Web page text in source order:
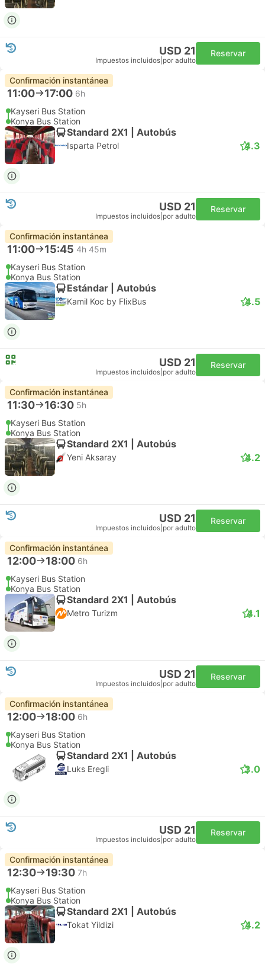
USD 21
Impuestos incluidos por adulto
Reservar
Confirmación instantánea
11:00 17:00 6h
Kayseri Bus Station
Konya Bus Station
Standard 2X1 | Autobús
Isparta Petrol 4.3
USD 21
Impuestos incluidos por adulto
Reservar
Confirmación instantánea
11:00 15:45 4h 45m
Kayseri Bus Station
Konya Bus Station
Estándar | Autobús
Kamil Koc by FlixBus 4.5
USD 21
Impuestos incluidos por adulto
Reservar
Confirmación instantánea
11:30 16:30 5h
Kayseri Bus Station
Konya Bus Station
Standard 2X1 | Autobús
Yeni Aksaray 4.2
USD 21
Impuestos incluidos por adulto
Reservar
Confirmación instantánea
12:00 18:00 6h
Kayseri Bus Station
Konya Bus Station
Standard 2X1 | Autobús
Metro Turizm 4.1
USD 21
Impuestos incluidos por adulto
Reservar
Confirmación instantánea
12:00 18:00 6h
Kayseri Bus Station
Konya Bus Station
Standard 2X1 | Autobús
Luks Eregli 3.0
USD 21
Impuestos incluidos por adulto
Reservar
Confirmación instantánea
12:30 19:30 7h
Kayseri Bus Station
Konya Bus Station
Standard 2X1 | Autobús
Tokat Yildizi 4.2